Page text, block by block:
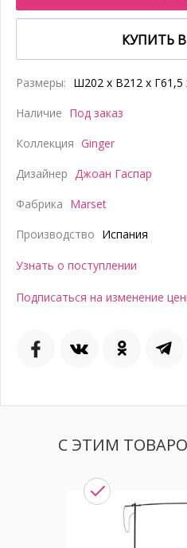
КУПИТЬ
Размеры: Ш202 x В212 x Г61,5
Наличие Под заказ
Коллекция Ginger
Дизайнер Джоан Гаспар
Фабрика Marset
Производство Испания
Узнать о поступлении
Подписаться на изменение
С ЭТИМ